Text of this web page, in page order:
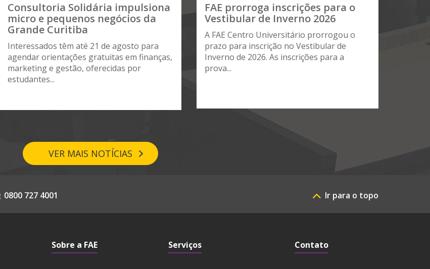
Consultoria Solidária impulsiona
micro e pequenos negócios da
Grande Curitiba
Interessados têm até 21 de agosto para
agendar orientações gratuitas em finanças,
marketing e gestão, oferecidas por
estudantes...
FAE prorroga inscrições para o
Vestibular de Inverno 2026
A FAE Centro Universitário prorrogou o
prazo para inscrição no Vestibular de
Inverno de 2026. As inscrições para a
prova...
VER MAIS NOTÍCIAS
0800 727 4001 Ir para o topo
Sobre a FAE Serviços Contato